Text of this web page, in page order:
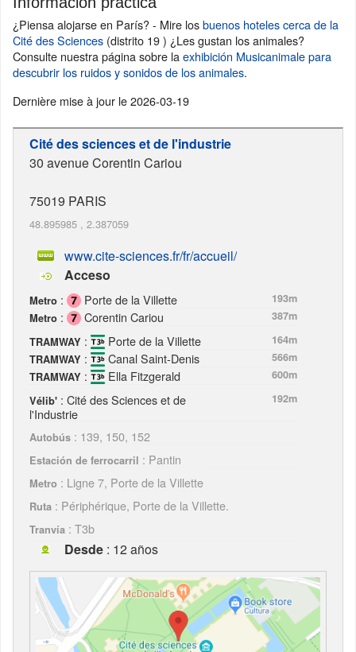
¿Piensa alojarse en París? - Mire losbuenos hoteles cerca de la
Cité des Sciences (distrito 19 ) ¿Les gustan los animales?
Consulte nuestra página sobre laexhibición Musicanimale para
descubrir los ruidos y sonidos de los animales.
Dernière mise à jour le2026-03-19
Cité des sciences et de l'industrie
30 avenue Corentin Cariou
75019 PARIS
48.895985 , 2.387059
www.cite-sciences.fr/fr/accueil/
Acceso
Metro : Porte de la Villette
193m
Metro : Corentin Cariou
387m
TRAMWAY : Porte de la Villette
164m
TRAMWAY : Canal Saint-Denis
566m
TRAMWAY : Ella Fitzgerald
600m
Vélib' : Cité des Sciences et de
l'Industrie
192m
Autobús : 139, 150, 152
Estación de ferrocarril : Pantin
Metro : Ligne 7, Porte de la Villette
Ruta : Périphérique, Porte de la Villette.
Tranvía : T3b
Desde : 12 años